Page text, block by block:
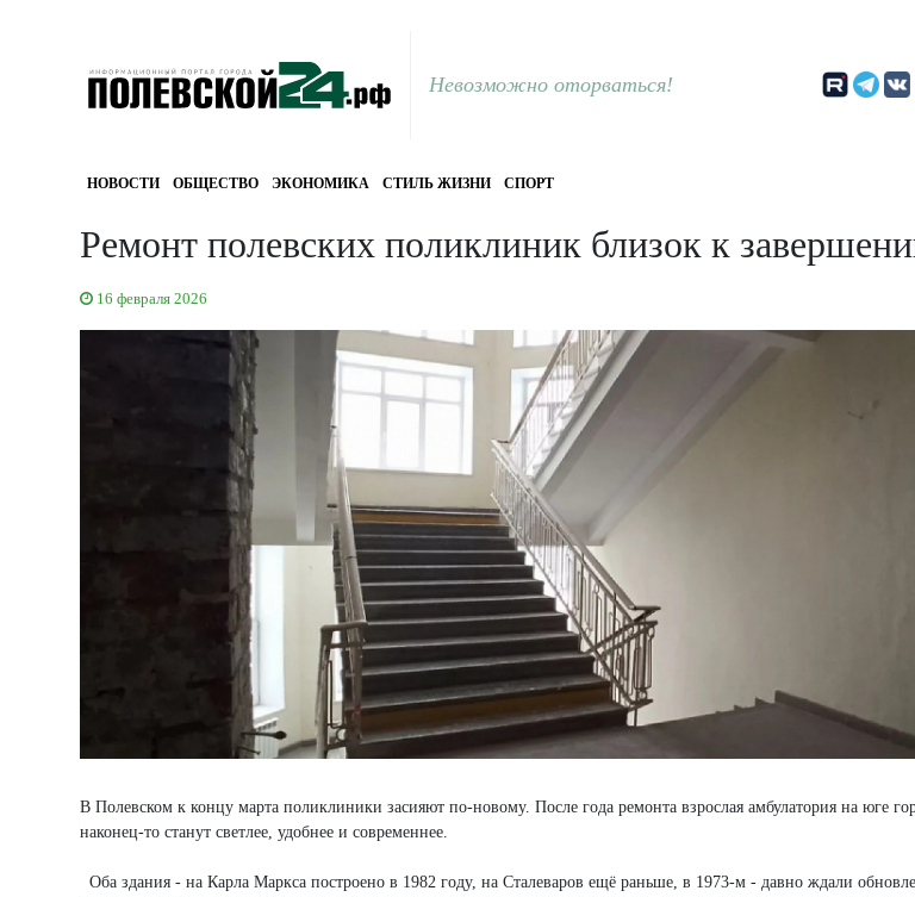
Невозможно оторваться!
НОВОСТИ ОБЩЕСТВО ЭКОНОМИКА СТИЛЬ ЖИЗНИ СПОРТ
Ремонт полевских поликлиник близок к
16 февраля 2026
В Полевском к концу марта поликлиники засияют по-новому. После года ремонта взрослая амбулатория на юге
наконец-то станут светлее, удобнее и современнее.
Оба здания - на Карла Маркса построено в 1982 году, на Сталеваров ещё раньше, в 1973-м - давно ждали